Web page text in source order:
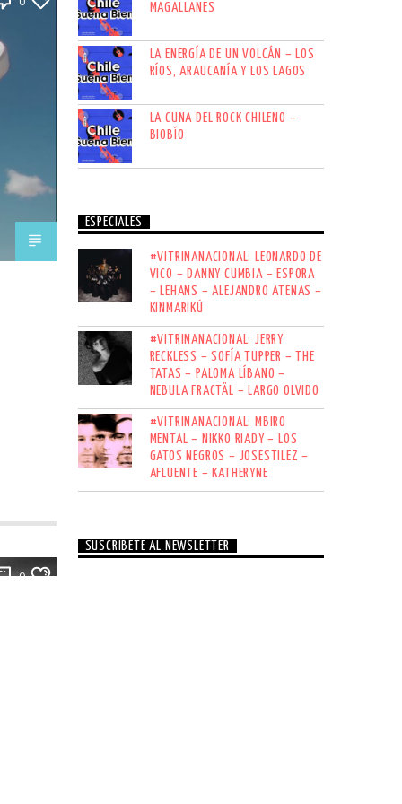
0
MAGALLANES
LA ENERGÍA DE UN VOLCÁN – LOS
RÍOS, ARAUCANÍA Y LOS LAGOS
LA CUNA DEL ROCK CHILENO –
BIOBÍO
ESPECIALES
#VITRINANACIONAL: LEONARDO DE
VICO – DANNY CUMBIA – ESPORA
– LEHANS – ALEJANDRO ATENAS –
KINMARIKÚ
#VITRINANACIONAL: JERRY
RECKLESS – SOFÍA TUPPER – THE
TATAS – PALOMA LÍBANO –
NEBULA FRACTÄL – LARGO OLVIDO
#VITRINANACIONAL: MBIRO
MENTAL – NIKKO RIADY – LOS
GATOS NEGROS – JOSESTILEZ –
AFLUENTE – KATHERYNE
SUSCRÍBETE AL NEWSLETTER